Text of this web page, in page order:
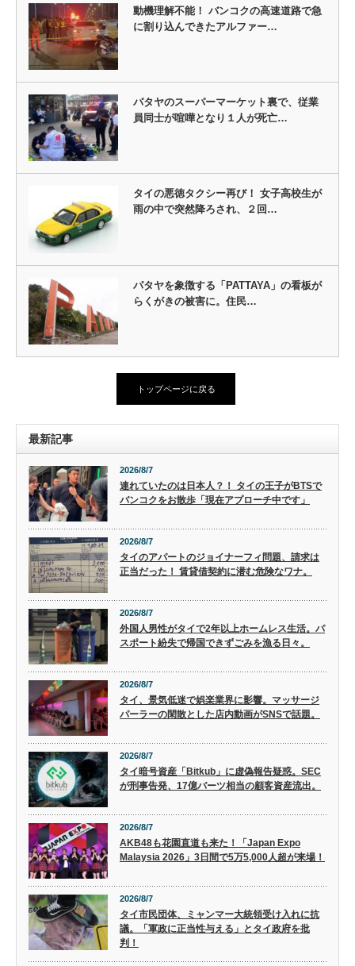
動機理解不能！ バンコクの高速道路で急
に割り込んできたアルファー…
パタヤのスーパーマーケット裏で、従業
員同士が喧嘩となり１人が死亡…
タイの悪徳タクシー再び！ 女子高校生が
雨の中で突然降ろされ、２回…
パタヤを象徴する「PATTAYA」の看板が
らくがきの被害に。住民…
トップページに戻る
最新記事
2026/8/7
連れていたのは日本人？！ タイの王子がBTSで
バンコクをお散歩「現在アプローチ中です」
2026/8/7
タイのアパートのジョイナーフィ問題、請求は
正当だった！ 賃貸借契約に潜む危険なワナ。
2026/8/7
外国人男性がタイで2年以上ホームレス生活。パ
スポート紛失で帰国できずごみを漁る日々。
2026/8/7
タイ、景気低迷で娯楽業界に影響。マッサージ
パーラーの閑散とした店内動画がSNSで話題。
2026/8/7
タイ暗号資産「Bitkub」に虚偽報告疑惑。SEC
が刑事告発、17億バーツ相当の顧客資産流出。
2026/8/7
AKB48も花園直道も来た！「Japan Expo
Malaysia 2026」3日間で5万5,000人超が来場！
2026/8/7
タイ市民団体、ミャンマー大統領受け入れに抗
議。「軍政に正当性与える」とタイ政府を批
判！